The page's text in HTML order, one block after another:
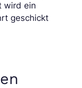
wird ein
geschickt